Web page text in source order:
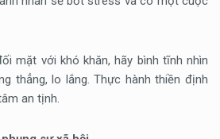
mặt với khó khăn, hãy bình tĩnh nhìn
thẳng, lo lắng. Thực hành thiền định
an tịnh.